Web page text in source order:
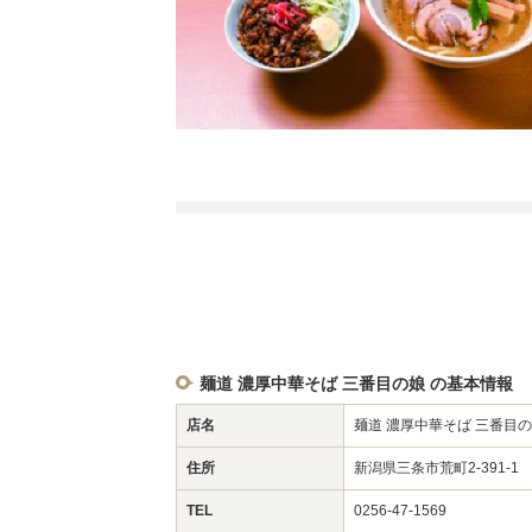
麺道 濃厚中華そば 三番目の娘 の基本情報
店名 麺道 濃厚中華そば 三番目
住所 新潟県三条市荒町2-391-1
TEL 0256-47-1569